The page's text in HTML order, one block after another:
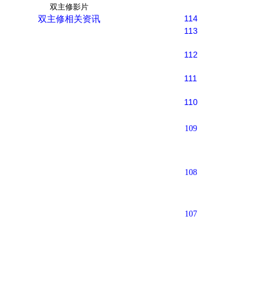
双主修影片
双主修相关资讯
114
113
112
111
110
109
108
107